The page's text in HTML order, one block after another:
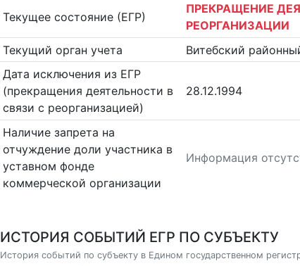
Текущее состояние (ЕГР)
ПРЕКРАЩЕНИЕ
РЕОРГАНИЗАЦИИ
Текущий орган учета
Витебский
Дата исключения из ЕГР
(прекращения деятельности в
связи с реорганизацией)
28.12.1994
Наличие запрета на
отчуждение доли участника в
уставном фонде
коммерческой организации
Информация
ИСТОРИЯ СОБЫТИЙ ЕГР ПО СУБЪЕКТУ
История событий по субъекту в Едином государственном